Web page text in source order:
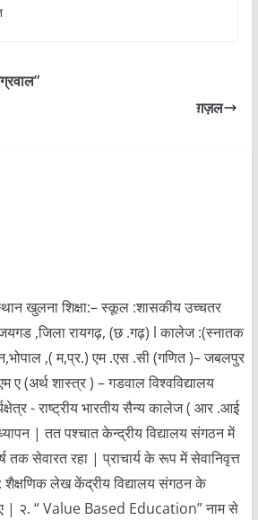
ग़ज़ल
खुलना शिक्षा:– स्कूल :शासकीय उच्चतर
,जिला रायगढ़, (छ .गढ़) l कालेज :(स्नातक
,( म,प्र.) एम .एस .सी (गणित )– जबलपुर
ए (अर्थ शास्त्र ) – गडवाल विश्वविद्यालय
- राष्ट्रीय भारतीय सैन्य कालेज ( आर .आई
| तत पश्चात केन्द्रीय विद्यालय संगठन में
तक सेवारत रहा | प्राचार्य के रूप में सेवानिवृत्त
लेख केंद्रीय विद्यालय संगठन के
| २. “ Value Based Education” नाम से